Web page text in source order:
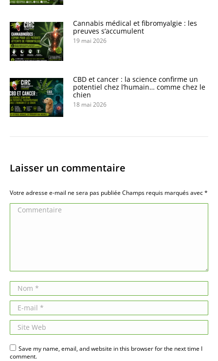
Cannabis médical et fibromyalgie : les
preuves s’accumulent
19 mai 2026
CBD et cancer : la science confirme un
potentiel chez l’humain… comme chez le
chien
18 mai 2026
Laisser un commentaire
Votre adresse e-mail ne sera pas publiée Champs requis marqués avec*
Commentaire
Nom *
E-mail *
Site Web
Save my name, email, and website in this browser for the next time I
comment.